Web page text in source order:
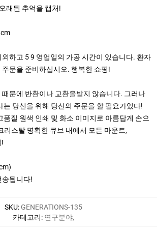
래된 추억을 캡처!
하고 5 9 영업일의 가공 시간이 있습니다. 환자
문을 준비하십시오. 행복한 쇼핑!
문에 반환이나 교환을받지 않습니다. 그러나
는 당신을 위해 당신의 주문을 할 필요가있다!
품질 원색 인쇄 및 화소 이미지로 아름답게 손으
리스탈 명확한 큐브 내에서 모든 마운트,
송됩니다!
SKU: GENERATIONS-135
카테고리: 연구분야,